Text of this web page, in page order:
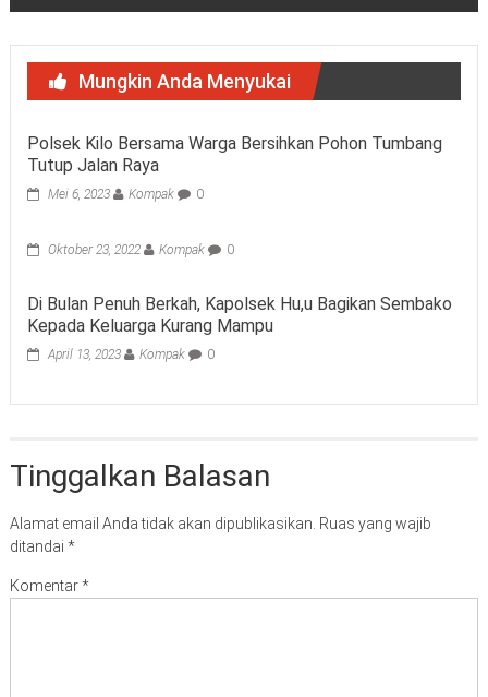
Mungkin Anda Menyukai
Polsek Kilo Bersama Warga Bersihkan Pohon Tumbang
Tutup Jalan Raya
Mei 6, 2023 Kompak 0
Oktober 23, 2022 Kompak 0
Di Bulan Penuh Berkah, Kapolsek Hu,u Bagikan Sembako
Kepada Keluarga Kurang Mampu
April 13, 2023 Kompak 0
Tinggalkan Balasan
Alamat email Anda tidak akan dipublikasikan. Ruas yang wajib
ditandai *
Komentar*